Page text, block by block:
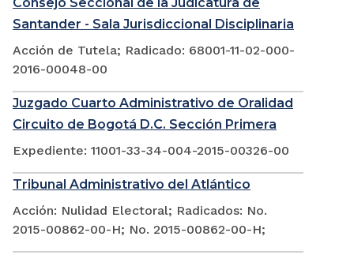
Santander - Sala Jurisdiccional Disciplinaria
Acción de Tutela; Radicado: 68001-11-02-000-
2016-00048-00
Juzgado Cuarto Administrativo de Oralidad
Circuito de Bogotá D.C. Sección Primera
Expediente: 11001-33-34-004-2015-00326-00
Tribunal Administrativo del Atlántico
Acción: Nulidad Electoral; Radicados: No.
2015-00862-00-H; No. 2015-00862-00-H;